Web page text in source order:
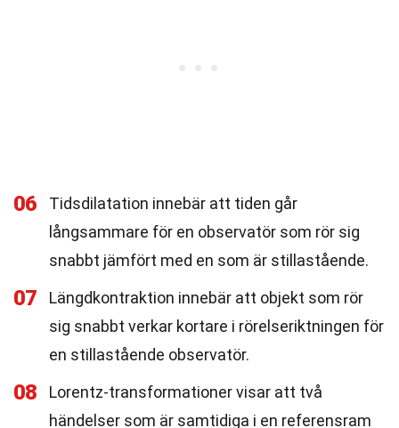
06
Tidsdilatation innebär att tiden går
långsammare för en observatör som rör sig
snabbt jämfört med en som är stillastående.
07
Längdkontraktion innebär att objekt som rör
sig snabbt verkar kortare i rörelseriktningen för
en stillastående observatör.
08
Lorentz-transformationer visar att två
händelser som är samtidiga i en referensram